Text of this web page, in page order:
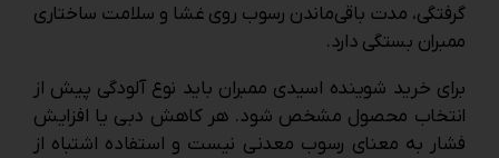
گرفتگی، مدت باقی‌ماندن رسوب روی غشا و سلامت ساختاری
ممبران بستگی دارد.
برای خرید شوینده اسیدی ممبران باید نوع آلودگی پیش از
انتخاب محصول مشخص شود. هر کاهش دبی یا افزایش
فشار به معنای رسوب معدنی نیست و استفاده اشتباه از